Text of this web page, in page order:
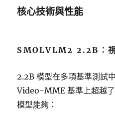
核心技術與性能
SMOLVLM2 2.2B：視
2.2B 模型在多項基準測試
Video-MME 基準上超越
模型能夠：